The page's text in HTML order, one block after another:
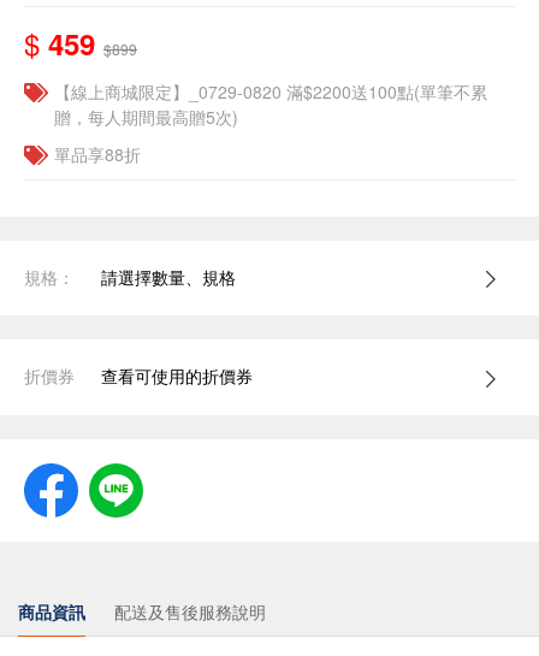
$ 459 $899
【線上商城限定】_0729-0820 滿$2200送100點(單筆不累
贈，每人期間最高贈5次)
單品享88折
規格： 請選擇數量、規格
折價券 查看可使用的折價券
商品資訊 配送及售後服務說明